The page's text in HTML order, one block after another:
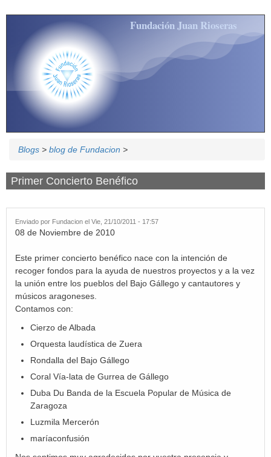
Pasar al contenido principal
Fundación Juan Rioseras
Blogs > blog de Fundacion >
Primer Concierto Benéfico
Enviado por Fundacion el Vie, 21/10/2011 - 17:57
08 de Noviembre de 2010
Este primer concierto benéfico nace con la intención de
recoger fondos para la ayuda de nuestros proyectos y a la vez
la unión entre los pueblos del Bajo Gállego y cantautores y
músicos aragoneses.
Contamos con:
Cierzo de Albada
Orquesta laudística de Zuera
Rondalla del Bajo Gállego
Coral Vía-lata de Gurrea de Gállego
Duba Du Banda de la Escuela Popular de Música de
Zaragoza
Luzmila Mercerón
maríaconfusión